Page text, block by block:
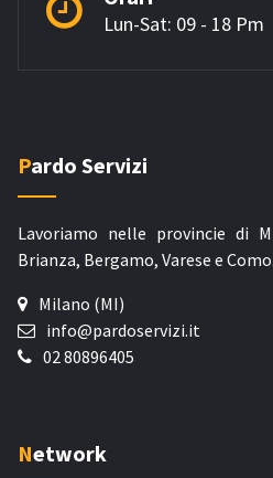
Lun-Sat: 09 - 18 Pm
Pardo Servizi
Lavoriamo nelle provincie di
Brianza, Bergamo, Varese e Como.
Milano (MI)
info@pardoservizi.it
02 80896405
Network